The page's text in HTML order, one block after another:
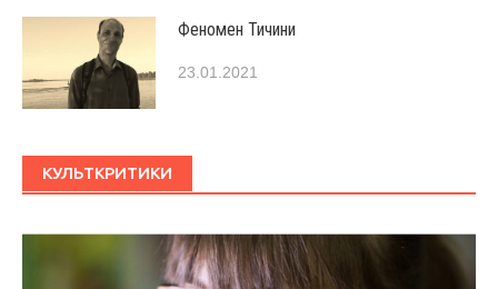
Феномен Тичини
23.01.2021
КУЛЬТКРИТИКИ